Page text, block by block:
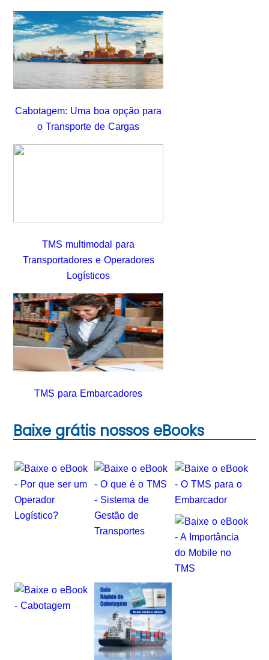
Cabotagem: Uma boa opção para
o Transporte de Cargas
TMS multimodal para
Transportadores e Operadores
Logísticos
TMS para Embarcadores
Baixe grátis nossos eBooks